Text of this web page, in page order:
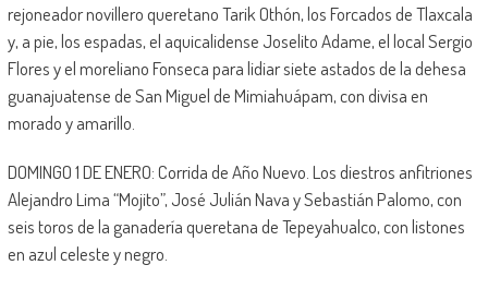
rejoneador novillero queretano Tarik Othón, los Forcados de Tlaxcala
y, a pie, los espadas, el aquicalidense Joselito Adame, el local Sergio
Flores y el moreliano Fonseca para lidiar siete astados de la dehesa
guanajuatense de San Miguel de Mimiahuápam, con divisa en
morado y amarillo.
DOMINGO 1 DE ENERO: Corrida de Año Nuevo. Los diestros anfitriones
Alejandro Lima “Mojito”, José Julián Nava y Sebastián Palomo, con
seis toros de la ganadería queretana de Tepeyahualco, con listones
en azul celeste y negro.